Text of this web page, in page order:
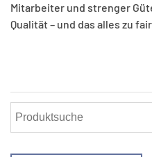
Mitarbeiter und strenger
Qualität – und das alles zu